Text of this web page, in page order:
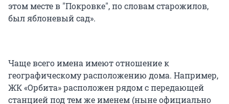
этом месте в "Покровке", по словам старожилов,
был яблоневый сад».
Чаще всего имена имеют отношение к
географическому расположению дома. Например,
ЖК «Орбита» расположен рядом с передающей
станцией под тем же именем (ныне официально